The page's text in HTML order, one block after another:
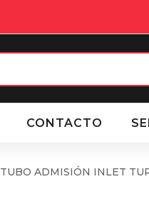
CONTACTO
TUBO ADMISIÓN INLET